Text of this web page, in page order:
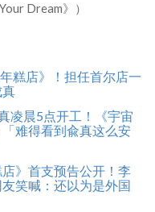
Dream》）
糕店》！担任首尔店一
凌晨5点开工！《宇宙
难得看到兪真这么安
》首支预告公开！李
笑喊：还以为是外国